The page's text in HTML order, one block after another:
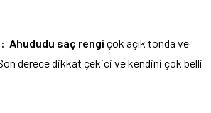
Ahududu saç rengi çok açık tonda ve
derece dikkat çekici ve kendini çok belli